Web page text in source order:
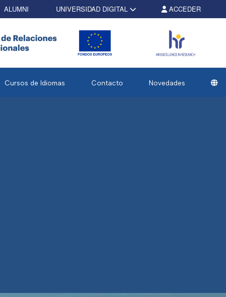
ALUMNI UNIVERSIDAD DIGITAL ACCEDER
Cursos de Idiomas Contacto Novedades